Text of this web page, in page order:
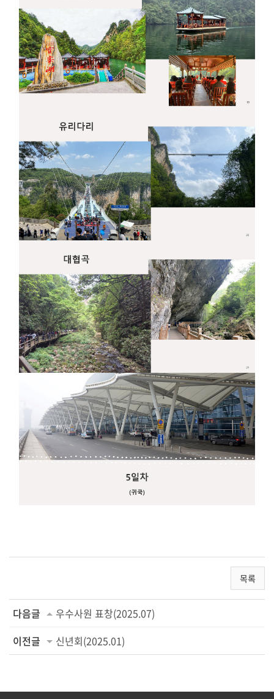
목록
다음글
우수사원 표창(2025.07)
이전글
신년회(2025.01)